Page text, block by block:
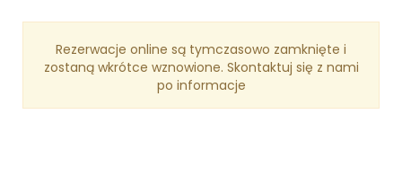
Rezerwacje online są tymczasowo zamknięte i
zostaną wkrótce wznowione. Skontaktuj się z nami
po informacje